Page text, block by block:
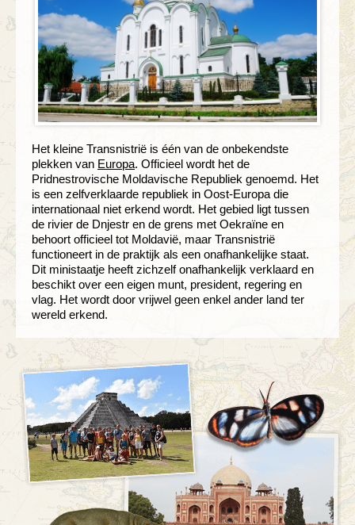
Het kleine Transnistrië is één van de onbekendste
plekken van Europa. Officieel wordt het de
Pridnestrovische Moldavische Republiek genoemd. Het
is een zelfverklaarde republiek in Oost-Europa die
internationaal niet erkend wordt. Het gebied ligt tussen
de rivier de Dnjestr en de grens met Oekraïne en
behoort officieel tot Moldavië, maar Transnistrië
functioneert in de praktijk als een onafhankelijke staat.
Dit ministaatje heeft zichzelf onafhankelijk verklaard en
beschikt over een eigen munt, president, regering en
vlag. Het wordt door vrijwel geen enkel ander land ter
wereld erkend.